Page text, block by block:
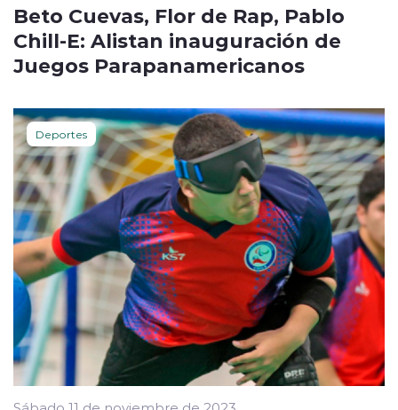
Beto Cuevas, Flor de Rap, Pablo
Chill-E: Alistan inauguración de
Juegos Parapanamericanos
Deportes